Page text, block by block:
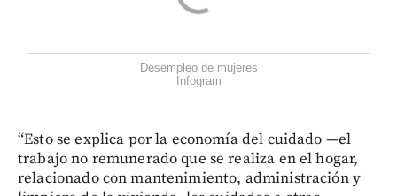
Desempleo de mujeres
Infogram
“Esto se explica por la economía del cuidado —el
trabajo no remunerado que se realiza en el hogar,
relacionado con mantenimiento, administración y